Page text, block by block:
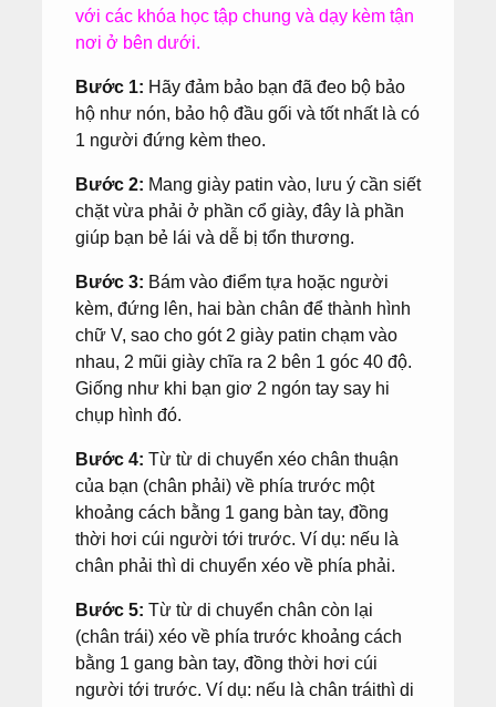
với các khóa học tập chung và dạy kèm tận
nơi ở bên dưới.
Bước 1: Hãy đảm bảo bạn đã đeo bộ bảo
hộ như nón, bảo hộ đầu gối và tốt nhất là có
1 người đứng kèm theo.
Bước 2: Mang giày patin vào, lưu ý cần siết
chặt vừa phải ở phần cổ giày, đây là phần
giúp bạn bẻ lái và dễ bị tổn thương.
Bước 3: Bám vào điểm tựa hoặc người
kèm, đứng lên, hai bàn chân để thành hình
chữ V, sao cho gót 2 giày patin chạm vào
nhau, 2 mũi giày chĩa ra 2 bên 1 góc 40 độ.
Giống như khi bạn giơ 2 ngón tay say hi
chụp hình đó.
Bước 4: Từ từ di chuyển xéo chân thuận
của bạn (chân phải) về phía trước một
khoảng cách bằng 1 gang bàn tay, đồng
thời hơi cúi người tới trước. Ví dụ: nếu là
chân phải thì di chuyển xéo về phía phải.
Bước 5: Từ từ di chuyển chân còn lại
(chân trái) xéo về phía trước khoảng cách
bằng 1 gang bàn tay, đồng thời hơi cúi
người tới trước. Ví dụ: nếu là chân tráithì di